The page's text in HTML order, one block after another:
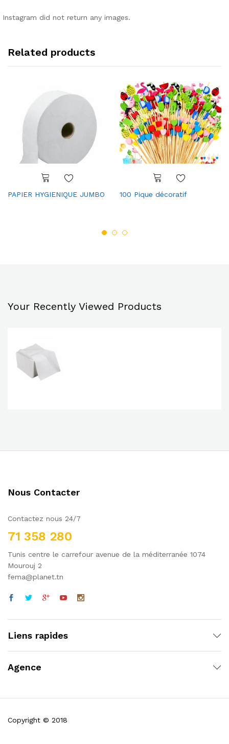
Instagram did not return any images.
Related products
PAPIER HYGIENIQUE JUMBO 100 Pique décoratif
Your Recently Viewed Products
Nous Contacter
Contactez nous 24/7
71 358 280
Tunis centre le carrefour avenue de la méditerranée 1074
Mourouj 2
fema@planet.tn
Liens rapides
Agence
Copyright © 2018